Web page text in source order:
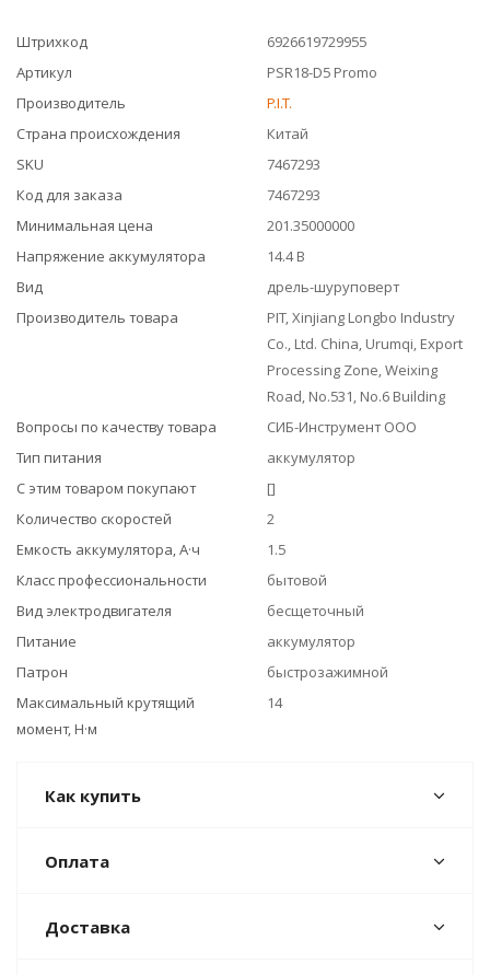
Штрихкод
6926619729955
Артикул
PSR18-D5 Promo
Производитель
P.I.T.
Страна происхождения
Китай
SKU
7467293
Код для заказа
7467293
Минимальная цена
201.35000000
Напряжение аккумулятора
14.4 В
Вид
дрель-шуруповерт
Производитель товара
PIT, Xinjiang Longbo Industry
Co., Ltd. China, Urumqi, Export
Processing Zone, Weixing
Road, No.531, No.6 Building
Вопросы по качеству товара
СИБ-Инструмент ООО
Тип питания
аккумулятор
С этим товаром покупают
[]
Количество скоростей
2
Емкость аккумулятора, А·ч
1.5
Класс профессиональности
бытовой
Вид электродвигателя
бесщеточный
Питание
аккумулятор
Патрон
быстрозажимной
Максимальный крутящий
момент, Н·м
14
Как купить
Оплата
Доставка